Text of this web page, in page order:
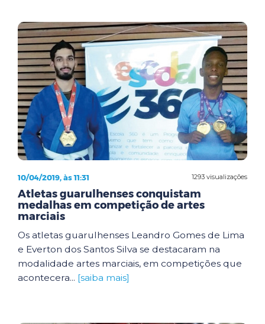
1293 visualizações
10/04/2019, às 11:31
Atletas guarulhenses conquistam
medalhas em competição de artes
marciais
Os atletas guarulhenses Leandro Gomes de Lima
e Everton dos Santos Silva se destacaram na
modalidade artes marciais, em competições que
acontecera... [saiba mais]